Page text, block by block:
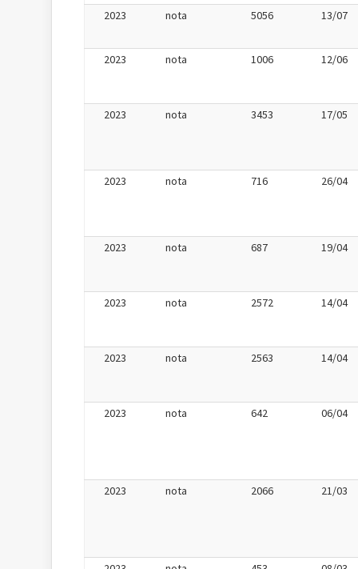
2023 nota 5056 13/07
2023 nota 1006 12/06
2023 nota 3453 17/05
2023 nota 716 26/04
2023 nota 687 19/04
2023 nota 2572 14/04
2023 nota 2563 14/04
2023 nota 642 06/04
2023 nota 2066 21/03